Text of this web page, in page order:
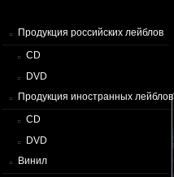
Продукция российских лейблов
CD
DVD
Продукция иностранных лейблов
CD
DVD
Винил